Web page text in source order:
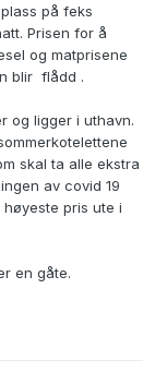
på feks
Prisen for å
og matprisene
blir flådd .
og ligger i uthavn.
skal ta alle ekstra
av covid 19
pris ute i
en gåte.